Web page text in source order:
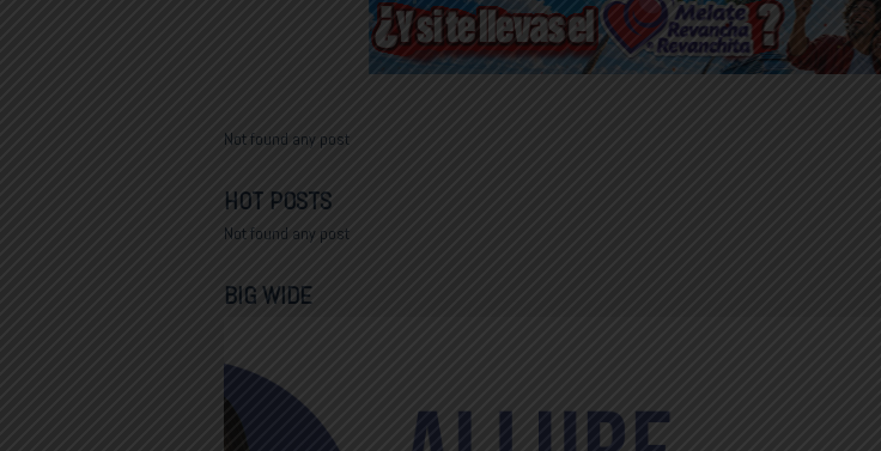
Not found any post
HOT POSTS
Not found any post
BIG WIDE